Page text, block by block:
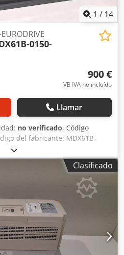
1 / 14
0150-
900 €
VB IVA no incluído
Llamar
no verificado, Código
del fabricante: MDX61B-
- Funcionalidad: No
CNC LIGMATECH-HOMAG -
servicio de revisión; póngase
Codpfx Ahjzmhwhobjha
Clasificado